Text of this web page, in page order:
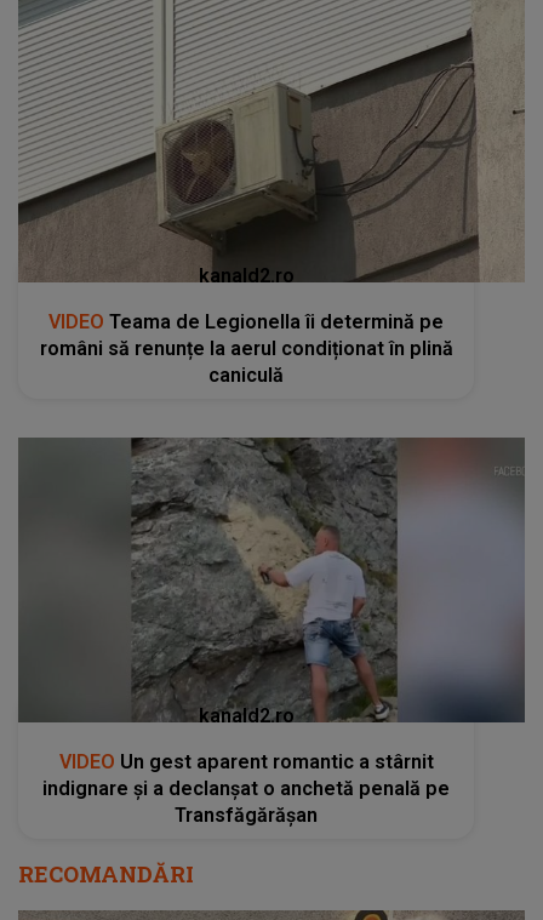
kanald2.ro
VIDEO Teama de Legionella îi determină pe
români să renunțe la aerul condiționat în plină
caniculă
kanald2.ro
VIDEO Un gest aparent romantic a stârnit
indignare și a declanșat o anchetă penală pe
Transfăgărășan
RECOMANDĂRI